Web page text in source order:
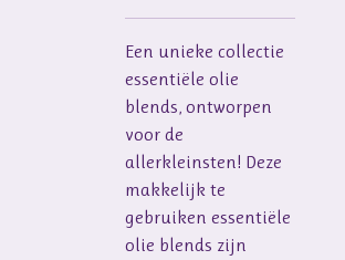
Een unieke collectie
essentiële olie
blends, ontworpen
voor de
allerkleinsten! Deze
makkelijk te
gebruiken essentiële
olie blends zijn